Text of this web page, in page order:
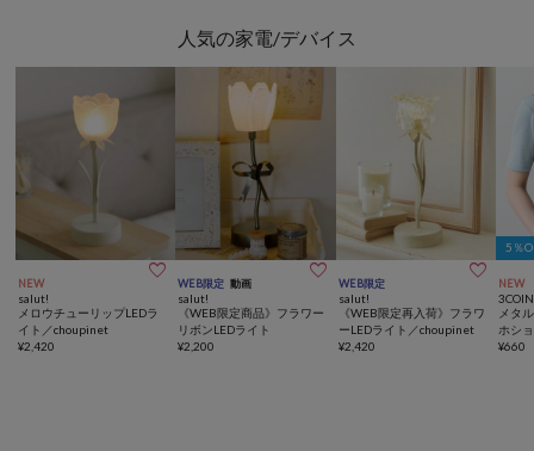
人気の家電/デバイス
NEW 
salut!
メロウチューリップLEDラ
イト／choupinet
¥2,420
WEB限定 動画 
salut!
《WEB限定商品》フラワー
リボンLEDライト
¥2,200
WEB限定 
salut!
《WEB限定再入荷》フラワ
ーLEDライト／choupinet
¥2,420
5％
NEW
メタ
ホシ
¥660